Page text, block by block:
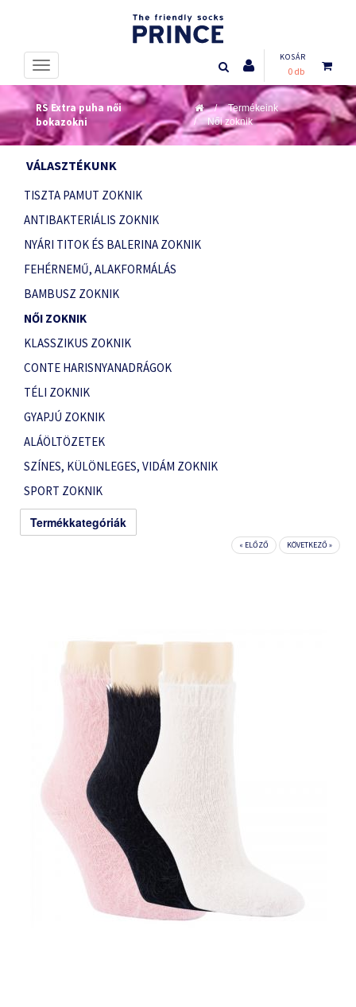
KOSÁR
0 db
RS Extra puha női
bokazokni
Termékeink
Női zoknik
VÁLASZTÉKUNK
TISZTA PAMUT ZOKNIK
ANTIBAKTERIÁLIS ZOKNIK
NYÁRI TITOK ÉS BALERINA ZOKNIK
FEHÉRNEMŰ, ALAKFORMÁLÁS
BAMBUSZ ZOKNIK
NŐI ZOKNIK
KLASSZIKUS ZOKNIK
CONTE HARISNYANADRÁGOK
TÉLI ZOKNIK
GYAPJÚ ZOKNIK
ALÁÖLTÖZETEK
SZÍNES, KÜLÖNLEGES, VIDÁM ZOKNIK
SPORT ZOKNIK
Termékkategóriák
« ELŐZŐ KÖVETKEZŐ »